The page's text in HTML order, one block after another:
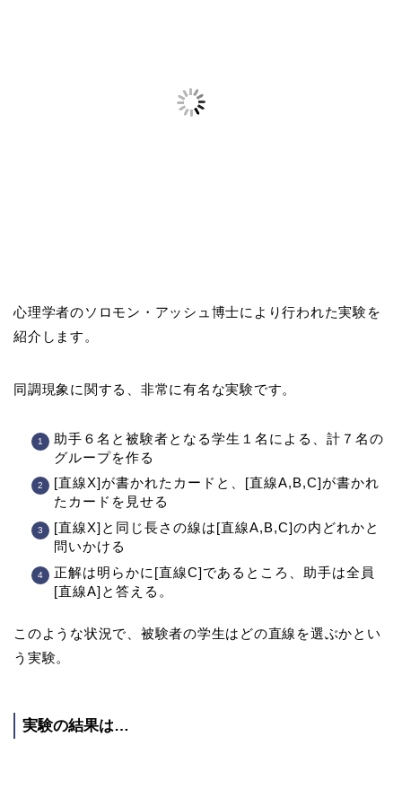
心理学者のソロモン・アッシュ博士により行われた実験を
紹介します。
同調現象に関する、非常に有名な実験です。
助手６名と被験者となる学生１名による、計７名の
グループを作る
[直線X]が書かれたカードと、[直線A,B,C]が書かれ
たカードを見せる
[直線X]と同じ長さの線は[直線A,B,C]の内どれかと
問いかける
正解は明らかに[直線C]であるところ、助手は全員
[直線A]と答える。
このような状況で、被験者の学生はどの直線を選ぶかとい
う実験。
実験の結果は…